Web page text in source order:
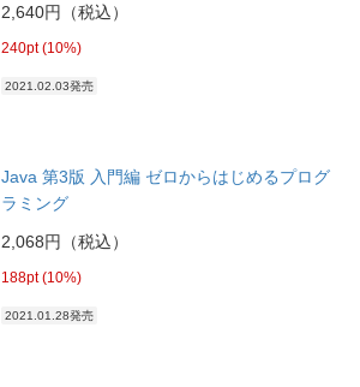
2,640円（税込）
240pt (10%)
2021.02.03発売
Java 第3版 入門編 ゼロからはじめるプログ
ラミング
2,068円（税込）
188pt (10%)
2021.01.28発売